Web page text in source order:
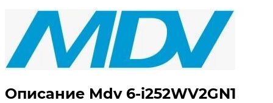
Описание Mdv 6-i252WV2GN1